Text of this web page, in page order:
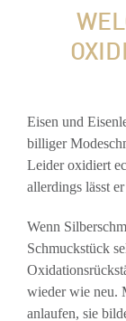
Eisen und
billiger
Leider oxidiert
allerdings lässt
Wenn
Schmuckstück
wieder wie neu.
anlaufen, sie